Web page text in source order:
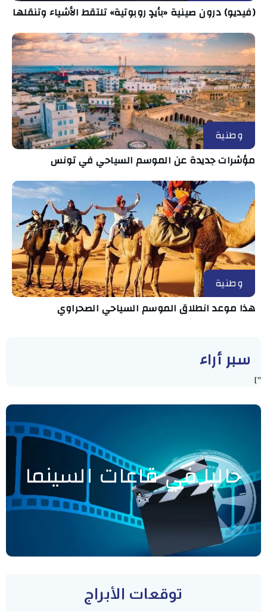
(فيديو) درون صينية «بأيدٍ روبوتية» تلتقط الأشياء وتنقلها
وطنية
مؤشرات جديدة عن الموسم السياحي في تونس
وطنية
هذا موعد انطلاق الموسم السياحي الصحراوي
سبر أراء
"]
حاليا في قاعات السينما
توقعات الأبراج